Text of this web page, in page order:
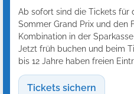
Ab sofort sind die Tickets für
Sommer Grand Prix und den
Kombination in der
Jetzt früh buchen und beim
bis 12 Jahre haben freien
Tickets sichern